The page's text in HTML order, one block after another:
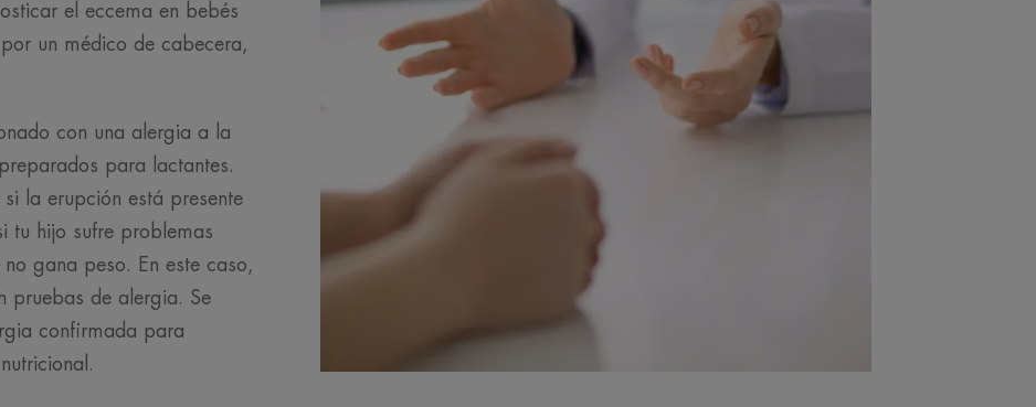
el eccema en bebés
un médico de cabecera,
con una alergia a la
para lactantes.
la erupción está presente
tu hijo sufre problemas
gana peso. En este caso,
pruebas de alergia. Se
confirmada para